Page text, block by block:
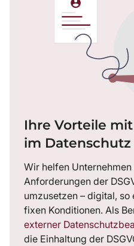
Ihre Vorteile
im Datenschutz
Wir helfen
Anforderungen der
umzusetzen – digital,
fixen Konditionen. Als
externer
die Einhaltung der